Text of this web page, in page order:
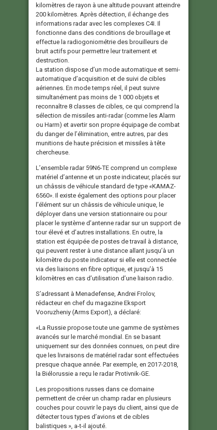
kilomètres de rayon à une altitude pouvant atteindre
200 kilomètres. Après détection, il échange des
informations radar avec les complexes C4I. Il
fonctionne dans des conditions de brouillage et
effectue la radiogoniométrie des brouilleurs de
bruit actifs pour permettre leur traitement et
destruction.
La station dispose d’un mode automatique et semi-
automatique d’acquisition et de suivi de cibles
aériennes. En mode temps réel, il peut suivre
simultanément pas moins de 1 000 objets et
reconnaître 8 classes de cibles, ce qui comprend la
sélection de missiles anti-radar (comme les Alarm
ou Harm) et avertir son propre équipage de combat
du danger de l’élimination, entre autres, par des
munitions de haute précision et missiles à tête
chercheuse.
L’ensemble radar 59N6-ТЕ comprend un complexe
matériel d’antenne et un poste indicateur, placés sur
un châssis de véhicule standard de type «KAMAZ-
6560». Il existe également des options pour placer
l’élément sur un châssis de véhicule unique, le
déployer dans une version stationnaire ou pour
placer le système d’antenne radar sur un support de
tour élevé et d’autres installations. En outre, la
station est équipée de postes de travail à distance,
qui peuvent rester à une distance allant jusqu’à un
kilomètre du poste indicateur si elle est connectée
via des liaisons en fibre optique, et jusqu’à 15
kilomètres en cas d’utilisation d’une liaison radio.
S’adressant à Menadefense, Andrei Frolov,
rédacteur en chef du magazine Eksport
Vooruzheniy (Arms Export), a déclaré:
«La Russie propose toute une gamme de systèmes
avancés sur le marché mondial. En se basant
uniquement sur des données connues, on peut dire
que les livraisons de matériel radar sont effectuées
presque chaque année. Par exemple, en 2017-2018,
la Biélorussie a reçu le radar Protivnik-GE.
Les propositions russes dans ce domaine
permettent de créer un champ radar en plusieurs
couches pour couvrir le pays du client, ainsi que de
détecter tous types d’avions et de cibles
balistiques », a-t-il ajouté.